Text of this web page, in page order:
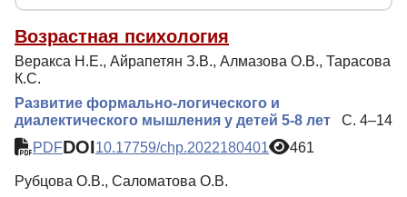
Возрастная психология
Веракса Н.Е., Айрапетян З.В., Алмазова О.В., Тарасова
К.С.
Развитие формально-логического и
диалектического мышления у детей 5-8 лет
С. 4–14
PDFDOI10.17759/chp.2022180401 461
Рубцова О.В., Саломатова О.В.